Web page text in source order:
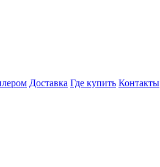
Доставка Где купить Контакты